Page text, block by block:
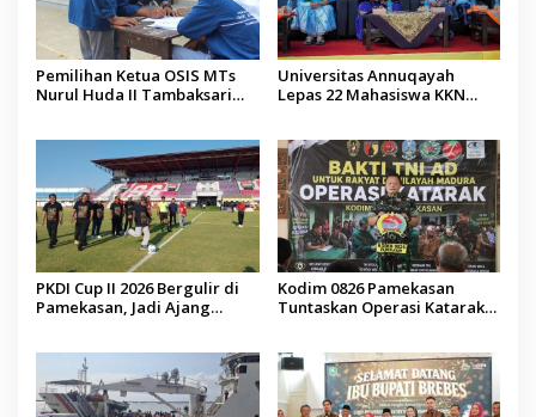
Pemilihan Ketua OSIS MTs
Nurul Huda II Tambaksari
Universitas Annuqayah
Lepas 22 Mahasiswa KKN
PKDI Cup II 2026 Bergulir di
Pamekasan, Jadi Ajang
Kodim 0826 Pamekasan
Tuntaskan Operasi Katarak